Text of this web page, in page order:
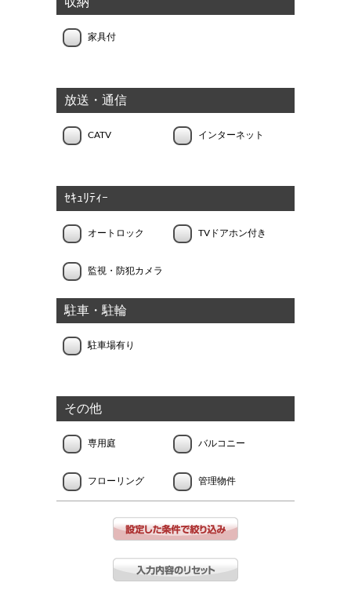
家具付
放送・通信
CATV インターネット
ｾｷｭﾘﾃｨｰ
オートロック TVドアホン付き
監視・防犯カメラ
駐車・駐輪
駐車場有り
その他
専用庭 バルコニー
フローリング 管理物件